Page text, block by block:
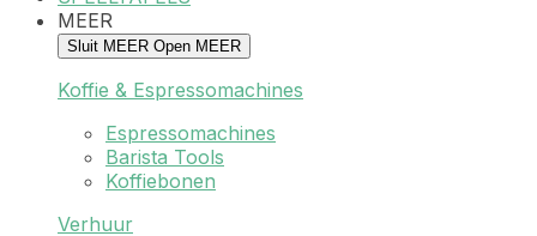
MEER
Sluit MEER Open MEER
Koffie & Espressomachines
Espressomachines
Barista Tools
Koffiebonen
Verhuur